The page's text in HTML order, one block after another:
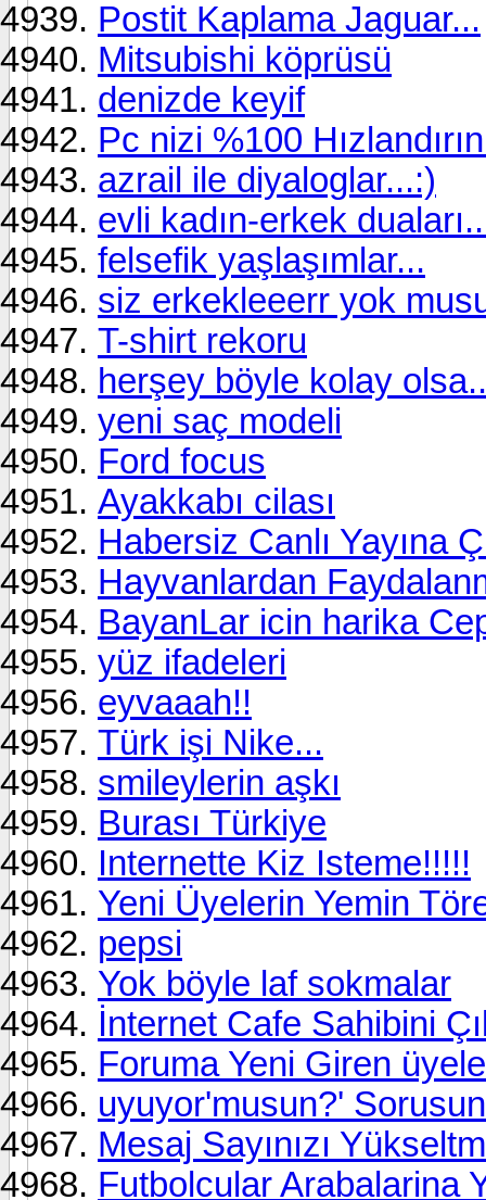
Postit Kaplama Jaguar...
Mitsubishi köprüsü
denizde keyif
Pc nizi %100
azrail ile diyaloglar...:)
evli kadın-erkek
felsefik yaşlaşımlar...
siz erkekleeerr yok
T-shirt rekoru
herşey böyle kolay
yeni saç modeli
Ford focus
Ayakkabı cilası
Habersiz Canlı Yayına
Hayvanlardan
BayanLar icin harika
yüz ifadeleri
eyvaaah!!
Türk işi Nike...
smileylerin aşkı
Burası Türkiye
Internette Kiz Isteme!!!!!
Yeni Üyelerin Yemin
pepsi
Yok böyle laf sokmalar
İnternet Cafe Sahibini
Foruma Yeni Giren
uyuyor'musun?'
Mesaj Sayınızı
Futbolcular Arabalarina